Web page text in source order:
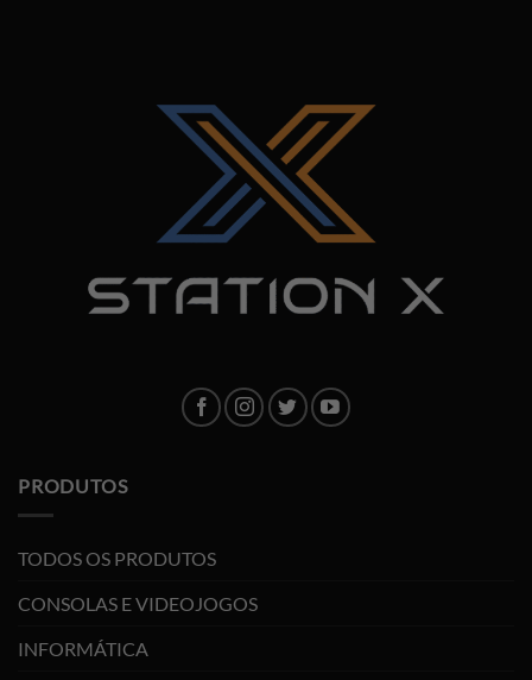
PRODUTOS
TODOS OS PRODUTOS
CONSOLAS E VIDEOJOGOS
INFORMÁTICA